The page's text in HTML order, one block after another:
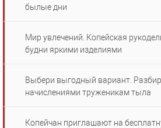
былые дни
Мир увлечений. Копейская
будни яркими изделиями
Выбери выгодный вариант.
начислениями труженикам тыла
Копейчан приглашают на